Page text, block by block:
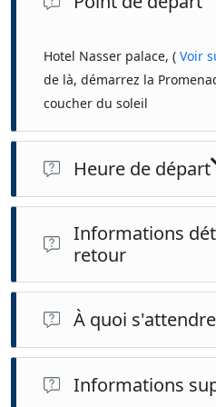
Hotel Nasser palace, ( Voir
de là, démarrez la
coucher du soleil
Heure de départ
4:30 PM
Informations
retour
Cette activité se termine là où
À quoi s'attendre
Marchez jusqu'au sommet des
pour admirer le coucher du
Informations